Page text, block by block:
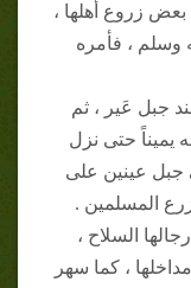
زروع أهلها ،
وسلم ، فأمره
جبل عَير ، ثم
يميناً حتى نزل
جبل عينين على
المسلمين .
السلاح ،
، كما سهر